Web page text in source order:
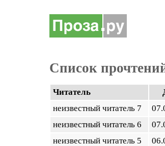
Список
Читатель
неизвестный читатель 7
неизвестный читатель 6
неизвестный читатель 5